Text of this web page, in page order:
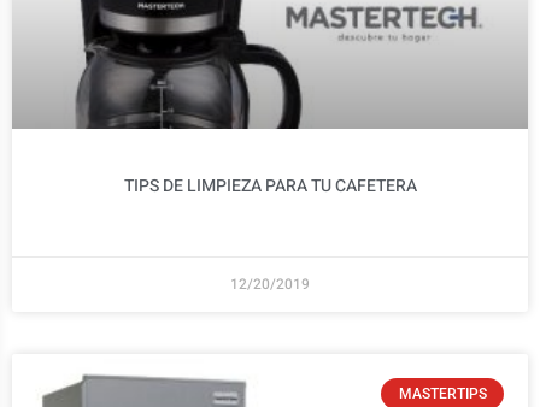
TIPS DE LIMPIEZA PARA TU CAFETERA
12/20/2019
MASTERTIPS